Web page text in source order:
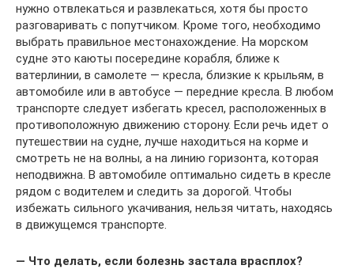
нужно отвлекаться и развлекаться, хотя бы просто
разговаривать с попутчиком. Кроме того, необходимо
выбрать правильное местонахождение. На морском
судне это каюты посередине корабля, ближе к
ватерлинии, в самолете — кресла, близкие к крыльям, в
автомобиле или в автобусе — передние кресла. В любом
транспорте следует избегать кресел, расположенных в
противоположную движению сторону. Если речь идет о
путешествии на судне, лучше находиться на корме и
смотреть не на волны, а на линию горизонта, которая
неподвижна. В автомобиле оптимально сидеть в кресле
рядом с водителем и следить за дорогой. Чтобы
избежать сильного укачивания, нельзя читать, находясь
в движущемся транспорте.
— Что делать, если болезнь застала врасплох?